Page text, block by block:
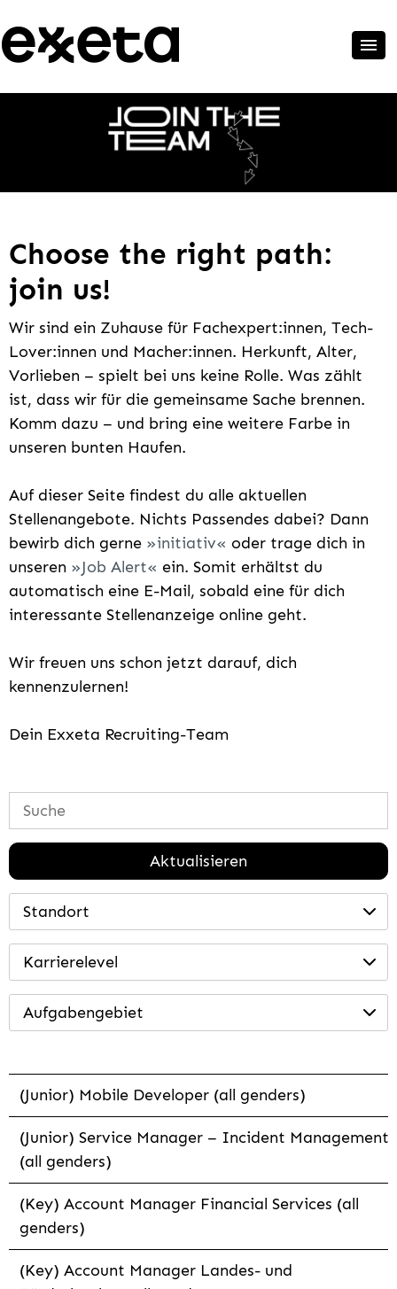
Choose the right path:
join us!
Wir sind ein Zuhause für Fachexpert:innen, Tech-
Lover:innen und Macher:innen. Herkunft, Alter,
Vorlieben – spielt bei uns keine Rolle. Was zählt
ist, dass wir für die gemeinsame Sache brennen.
Komm dazu – und bring eine weitere Farbe in
unseren bunten Haufen.
Auf dieser Seite findest du alle aktuellen
Stellenangebote. Nichts Passendes dabei? Dann
bewirb dich gerne
initiativ
oder trage dich in
unseren
Job Alert
ein. Somit erhältst du
automatisch eine E-Mail, sobald eine für dich
interessante Stellenanzeige online geht.
Wir freuen uns schon jetzt darauf, dich
kennenzulernen!
Dein Exxeta Recruiting-Team
Aktualisieren
Standort
Karrierelevel
Aufgabengebiet
(Junior) Mobile Developer (all genders)
(Junior) Service Manager – Incident Management
(all genders)
(Key) Account Manager Financial Services (all
genders)
(Key) Account Manager Landes- und